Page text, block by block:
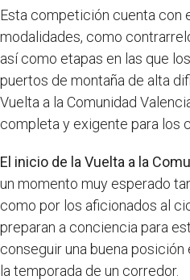
Esta competición cuenta con
modalidades, como
así como etapas en las que
puertos de montaña de alta
Vuelta a la Comunidad
completa y exigente para los
El inicio de la Vuelta a la
un momento muy esperado
como por los aficionados al
preparan a conciencia para
conseguir una buena
la temporada de un corredor.